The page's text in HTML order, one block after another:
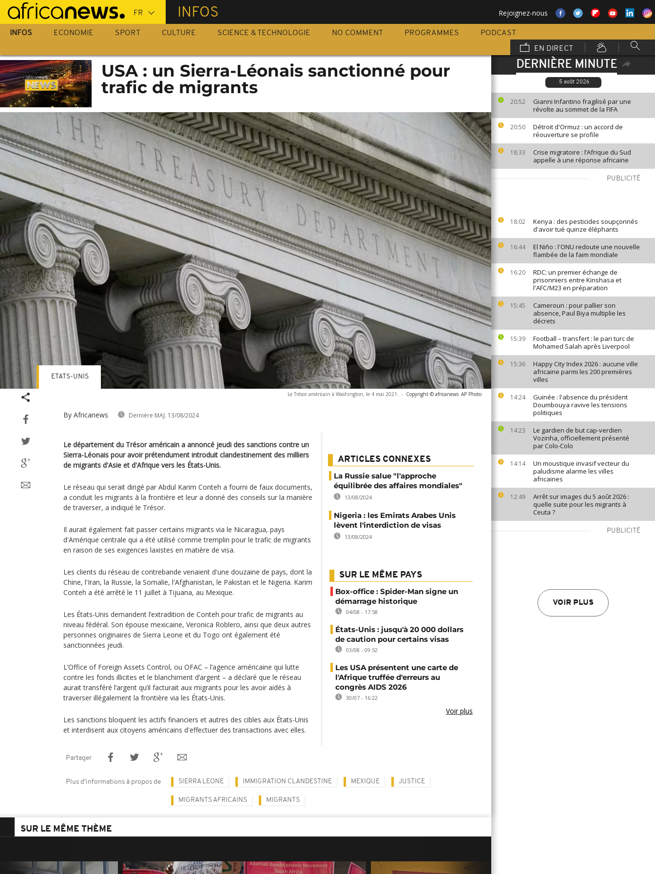
Passer
au
contenu
INFOS Rejoignez-nous
INFOS ECONOMIE SPORT CULTURE SCIENCE & TECHNOLOGIE NO COMMENT PROGRAMMES
PODCAST
EN DIRECT
DERNIÈRE MINUTE
5 août 2026
20:52
Gianni Infantino fragilisé par une
révolte au sommet de la FIFA
20:50
Détroit d'Ormuz : un accord de
réouverture se profile
18:33
Crise migratoire : l’Afrique du Sud
appelle à une réponse africaine
PUBLICITÉ
18:02
Kenya : des pesticides soupçonnés
d'avoir tué quinze éléphants
16:44
El Niño : l'ONU redoute une nouvelle
flambée de la faim mondiale
16:20
RDC: un premier échange de
prisonniers entre Kinshasa et
l'AFC/M23 en préparation
15:45
Cameroun : pour pallier son
absence, Paul Biya multiplie les
décrets
15:39
Football – transfert : le pari turc de
Mohamed Salah après Liverpool
15:36
Happy City Index 2026 : aucune ville
africaine parmi les 200 premières
villes
14:24
Guinée : l'absence du président
Doumbouya ravive les tensions
politiques
14:23
Le gardien de but cap-verdien
Vozinha, officiellement présenté
par Colo-Colo
14:14
Un moustique invasif vecteur du
paludisme alarme les villes
africaines
12:49
Arrêt sur images du 5 août 2026 :
quelle suite pour les migrants à
Ceuta ?
PUBLICITÉ
VOIR PLUS
USA : un Sierra-Léonais sanctionné pour
trafic de migrants
Le Trésor américain à Washington, le 4 mai 2021. - Copyright © africanews AP Photo
By Africanews Dernière MAJ: 13/08/2024
ETATS-UNIS
Le département du Trésor américain a annoncé jeudi des sanctions contre un
Sierra-Léonais pour avoir prétendument introduit clandestinement des milliers
de migrants d'Asie et d'Afrique vers les États-Unis.
Le réseau qui serait dirigé par Abdul Karim Conteh a fourni de faux documents,
a conduit les migrants à la frontière et leur a donné des conseils sur la manière
de traverser, a indiqué le Trésor.
Il aurait également fait passer certains migrants via le Nicaragua, pays
d'Amérique centrale qui a été utilisé comme tremplin pour le trafic de migrants
en raison de ses exigences laxistes en matière de visa.
Les clients du réseau de contrebande venaient d'une douzaine de pays, dont la
Chine, l'Iran, la Russie, la Somalie, l'Afghanistan, le Pakistan et le Nigeria. Karim
Conteh a été arrêté le 11 juillet à Tijuana, au Mexique.
Les États-Unis demandent l’extradition de Conteh pour trafic de migrants au
niveau fédéral. Son épouse mexicaine, Veronica Roblero, ainsi que deux autres
personnes originaires de Sierra Leone et du Togo ont également été
sanctionnées jeudi.
L’Office of Foreign Assets Control, ou OFAC – l’agence américaine qui lutte
contre les fonds illicites et le blanchiment d’argent – ​​a déclaré que le réseau
aurait transféré l’argent qu’il facturait aux migrants pour les avoir aidés à
traverser illégalement la frontière via les États-Unis.
Les sanctions bloquent les actifs financiers et autres des cibles aux États-Unis
et interdisent aux citoyens américains d'effectuer des transactions avec elles.
ARTICLES CONNEXES
La Russie salue "l'approche
équilibrée des affaires mondiales"
13/08/2024
Nigeria : les Emirats Arabes Unis
lèvent l'interdiction de visas
13/08/2024
SUR LE MÊME PAYS
Box-office : Spider-Man signe un
démarrage historique
04/08 - 17:58
États-Unis : jusqu'à 20 000 dollars
de caution pour certains visas
03/08 - 09:52
Les USA présentent une carte de
l'Afrique truffée d'erreurs au
congrès AIDS 2026
30/07 - 16:22
Voir plus
Partager
Plus d'informations à propos de SIERRA LEONE IMMIGRATION CLANDESTINE MEXIQUE JUSTICE
MIGRANTS AFRICAINS MIGRANTS
SUR LE MÊME THÈME